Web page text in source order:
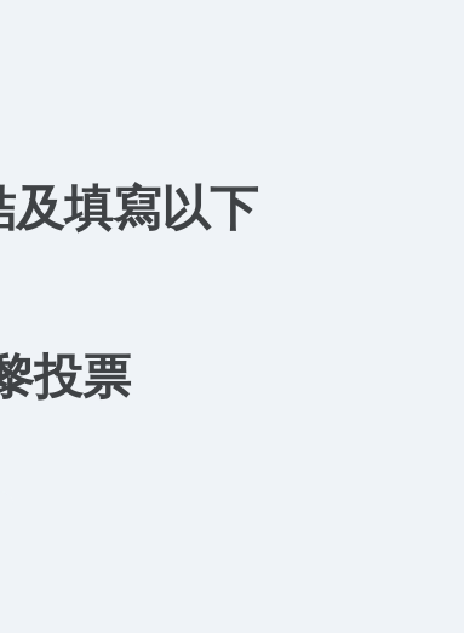
填寫以下
投票